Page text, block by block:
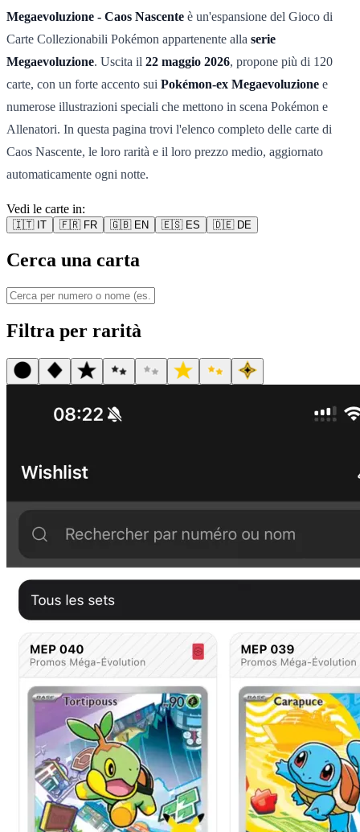
Megaevoluzione - Caos Nascente è un'espansione del Gioco di
Carte Collezionabili Pokémon appartenente alla serie
Megaevoluzione. Uscita il 22 maggio 2026, propone più di 120
carte, con un forte accento sui Pokémon-ex Megaevoluzione e
numerose illustrazioni speciali che mettono in scena Pokémon e
Allenatori. In questa pagina trovi l'elenco completo delle carte di
Caos Nascente, le loro rarità e il loro prezzo medio, aggiornato
automaticamente ogni notte.
Vedi le carte in:
🇮🇹IT 🇫🇷FR 🇬🇧EN 🇪🇸ES 🇩🇪DE
Cerca una carta
Filtra per rarità